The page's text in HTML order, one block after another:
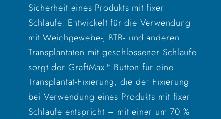
Sicherheit eines Produkts mit fixer
Schlaufe. Entwickelt für die Verwendung
mit Weichgewebe-, BTB- und anderen
Transplantaten mit geschlossener Schlaufe
sorgt der GraftMax™ Button für eine
Transplantat-Fixierung, die der Fixierung
bei Verwendung eines Produkts mit fixer
Schlaufe entspricht – mit einer um 70 %